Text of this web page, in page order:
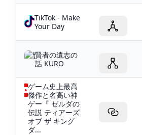
TikTok - Make
Your Day
賢者の遺志の
話 KURO
ゲーム史上最高
傑作と名高い神
ゲー『 ゼルダの
伝説 ティアーズ
オブ ザ キング
ダ...